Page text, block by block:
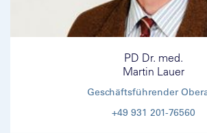
PD Dr. med.
Martin Lauer
Geschäftsführender
+49 931 201-76560